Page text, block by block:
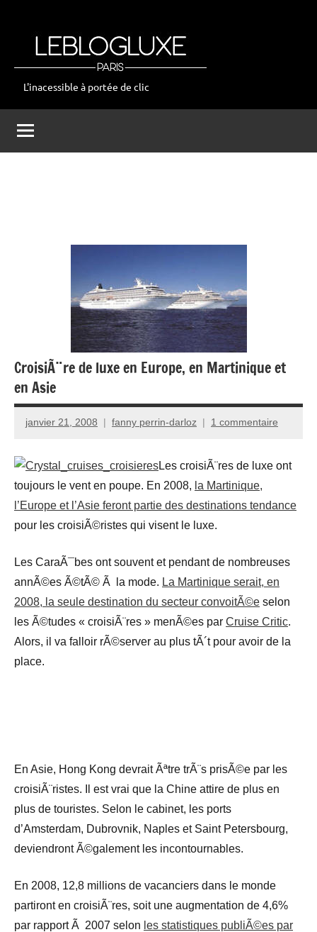
leblogluxe
L'inacessible à portée de clic
CroisiÃ¨re de luxe en Europe, en Martinique et
en Asie
janvier 21, 2008 fanny perrin-darloz 1 commentaire
Les croisiÃ¨res de luxe ont
toujours le vent en poupe. En 2008, la Martinique,
l’Europe et l’Asie feront partie des destinations tendance
pour les croisiÃ©ristes qui visent le luxe.
Les CaraÃ¯bes ont souvent et pendant de nombreuses
annÃ©es Ã©tÃ© Ã la mode. La Martinique serait, en
2008, la seule destination du secteur convoitÃ©e selon
les Ã©tudes « croisiÃ¨res » menÃ©es par Cruise Critic.
Alors, il va falloir rÃ©server au plus tÃ´t pour avoir de la
place.
En Asie, Hong Kong devrait Ãªtre trÃ¨s prisÃ©e par les
croisiÃ¨ristes. Il est vrai que la Chine attire de plus en
plus de touristes. Selon le cabinet, les ports
d’Amsterdam, Dubrovnik, Naples et Saint Petersbourg,
deviendront Ã©galement les incontournables.
En 2008, 12,8 millions de vacanciers dans le monde
partiront en croisiÃ¨res, soit une augmentation de 4,6%
par rapport Ã 2007 selon les statistiques publiÃ©es par